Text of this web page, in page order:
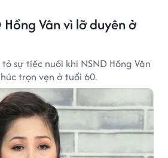
Vân vì lỡ duyên ở
sự tiếc nuối khi NSND Hồng Vân
trọn vẹn ở tuổi 60.